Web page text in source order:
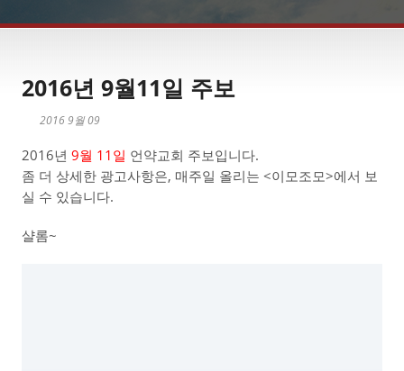
2016년 9월11일 주보
2016 9월 09
2016년 9월 11일 언약교회 주보입니다.
좀 더 상세한 광고사항은, 매주일 올리는 <이모조모>에서 보
실 수 있습니다.
샬롬~